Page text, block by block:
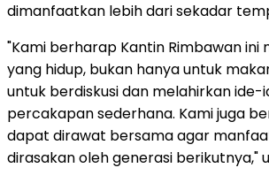
dimanfaatkan lebih dari sekadar
"Kami berharap Kantin Rimbawan ini
yang hidup, bukan hanya untuk
untuk berdiskusi dan melahirkan ide-
percakapan sederhana. Kami juga
dapat dirawat bersama agar
dirasakan oleh generasi berikutnya,"